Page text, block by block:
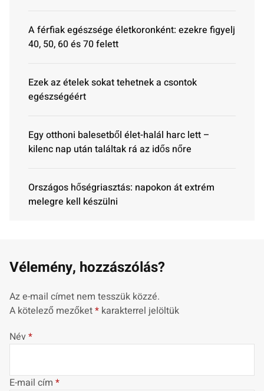
A férfiak egészsége életkoronként: ezekre figyelj
40, 50, 60 és 70 felett
Ezek az ételek sokat tehetnek a csontok
egészségéért
Egy otthoni balesetből élet-halál harc lett –
kilenc nap után találtak rá az idős nőre
Országos hőségriasztás: napokon át extrém
melegre kell készülni
Vélemény, hozzászólás?
Az e-mail címet nem tesszük közzé.
A kötelező mezőket* karakterrel jelöltük
Név*
E-mail cím *